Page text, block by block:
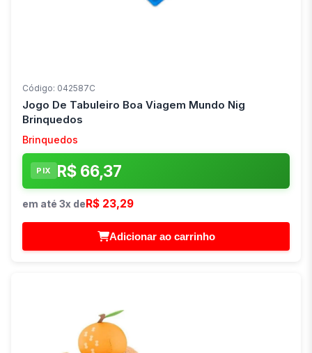
Código: 042587C
Jogo De Tabuleiro Boa Viagem Mundo Nig
Brinquedos
Brinquedos
PIX R$ 66,37
em até 3x deR$ 23,29
Adicionar ao carrinho